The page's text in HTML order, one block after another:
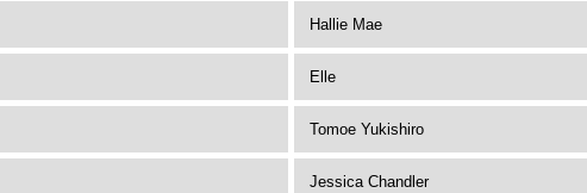
Hallie Mae
Elle
Tomoe Yukishiro
Jessica Chandler